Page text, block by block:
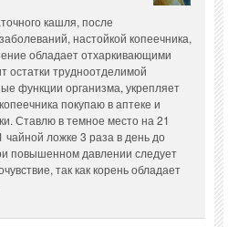
кашля, после
настойкой копеечника,
обладает отхаркивающими
остатки трудноотделимой
функции организма, укрепляет
покупаю в аптеке и
Ставлю в темное место на 21
ложке 3 раза в день до
повышенном давлении следует
так как корень обладает